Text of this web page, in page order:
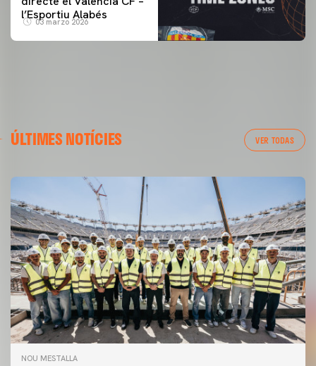
l’Esportiu Alabés
03 marzo 2026
ÚLTIMES NOTÍCIES VER TODAS
NOU MESTALLA